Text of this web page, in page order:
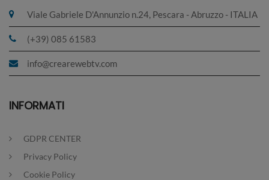
Viale Gabriele D'Annunzio n.24, Pescara - Abruzzo - ITALIA
(+39) 085 61583
info@crearewebtv.com
INFORMATI
GDPR CENTER
Privacy Policy
Cookie Policy